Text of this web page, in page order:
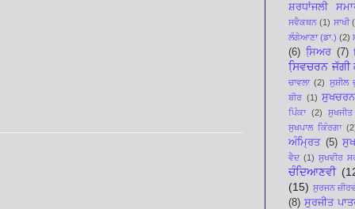
ਸ਼ਰਧਾਂਜਲੀ
ਸਵੈਕਥਨ (1) ਸਾਖੀ
ਲੰਗੇਆਣਾ (ਡਾ.) (2)
(6) ਸਿ਼ਅਰ (7)
ਸਿ਼ਵਚਰਨ ਜੱਗੀ
ਚਾਵਲਾ (2) ਸੁਸ਼ੀਲ
ਬੀਰ (1)
ਪਿੰਕਾ (2)
ਸੁਖਪਾਲ ਕਿੰਰਗਾ
ਅੰਮ੍ਰਿਤ (5)
ਵੈਦ (1) ਸੁਖਵੀਰ
ਚੰਦਿਆਣਵੀ
(15) ਸੁਰਜਨ
(8) ਸੁਰਜੀਤ